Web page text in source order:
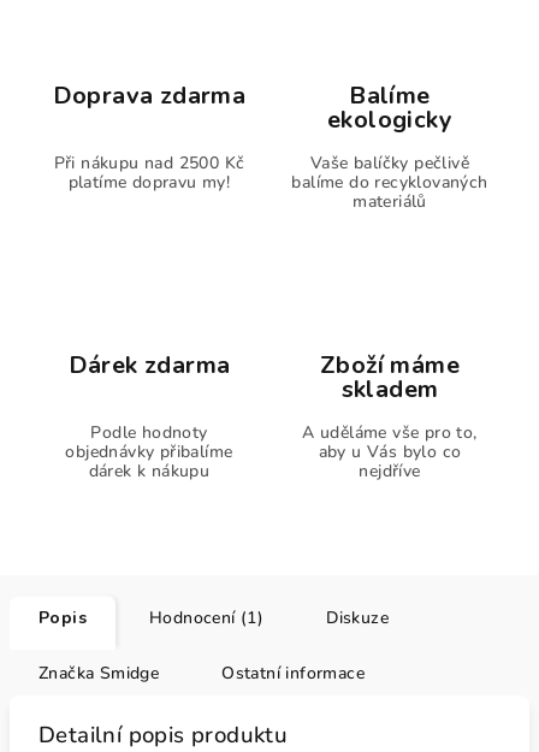
Doprava zdarma
Při nákupu nad 2500 Kč
platíme dopravu my!
Balíme
ekologicky
Vaše balíčky pečlivě
balíme do recyklovaných
materiálů
Dárek zdarma
Podle hodnoty
objednávky přibalíme
dárek k nákupu
Zboží máme
skladem
A uděláme vše pro to,
aby u Vás bylo co
nejdříve
Popis Hodnocení (1) Diskuze
Značka Smidge Ostatní informace
Detailní popis produktu